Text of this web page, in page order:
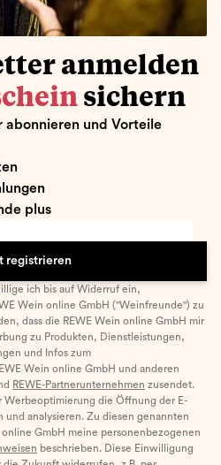
anmelden
sichern
und Vorteile
plus
registrieren
ich bis auf Widerruf ein,
Wein online GmbH ("Weinfreunde") zu
dass die REWE Wein online GmbH mir
zu Produkten, Dienstleistungen,
und Infos zum
Wein online GmbH und anderen
REWE-Partnerunternehmen zusendet.
Werbeoptimierung die Öffnung der E-
und analysieren. Zu diesen genannten
GmbH meine personenbezogenen
beschrieben. Diese Einwilligung